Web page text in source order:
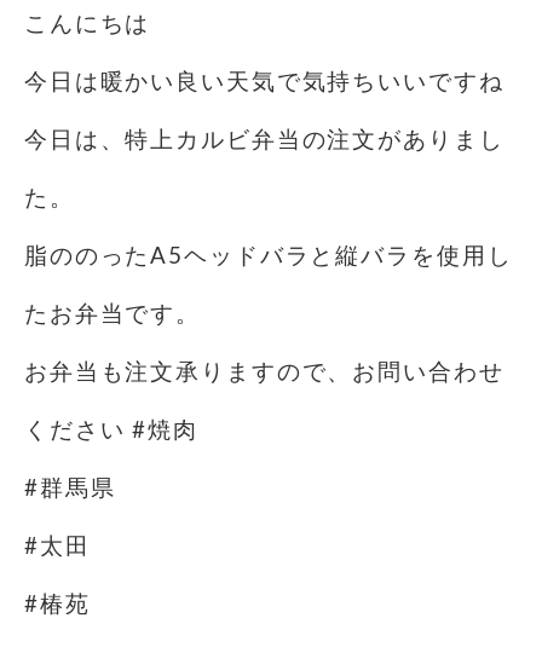
こんにちは
今日は暖かい良い天気️で気持ちいいですね
今日は、特上カルビ弁当の注文がありまし
た。
脂ののったA5ヘッドバラと縦バラを使用し
たお弁当です。
お弁当も注文承りますので、お問い合わせ
ください #焼肉
#群馬県
#太田
#椿苑